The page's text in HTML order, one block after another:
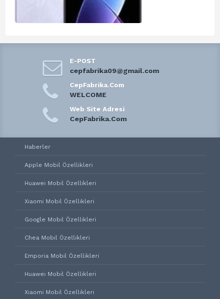
E-POST
cepfabrika09@gmail.com
CepFabrika.Com
WELCOME
Web Site Adresi
CepFabrika.Com
Haberler
Apple Mobil Özellikleri
Huawei Mobil Özellikleri
Xiaomi Mobil Özellikleri
Google Mobil Özellikleri
Chea Mobil Özellikleri
Emporia Mobil Özellikleri
Huawei Mobil Özellikleri
Xiaomi Mobil Özellikleri